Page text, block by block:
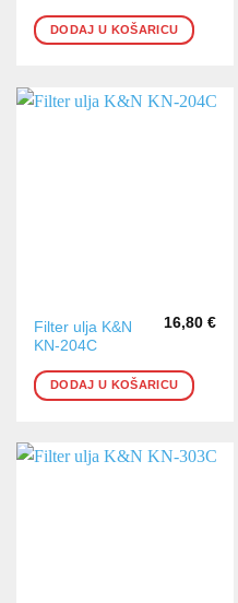
DODAJ U KOŠARICU
Filter ulja K&N
KN-204C
16,80 €
DODAJ U KOŠARICU